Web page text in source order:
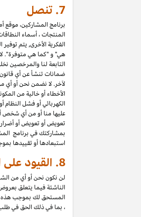
7. تنصل
برنامج المشاركين، موقع
المنتجات ، أسماء
الفكرية الأخرى, يتم
هي" و "كما هي متوفرة".
التابعة لنا والمرخصين
ضمانات تنشأ عن أي
لآخر. لا نضمن نحن أو أي
الأخطاء أو خالية من
الكهربائي أو فشل
عليها منا أو من أي شخص
تعويض أو تعويض أو أضرار
استبعادها أو تقييدها
8. القيود
لن نكون نحن أو أي من
الناشئة فيما يتعلق
المستحق لك بموجب هذه
، بما في ذلك الحق في طلب